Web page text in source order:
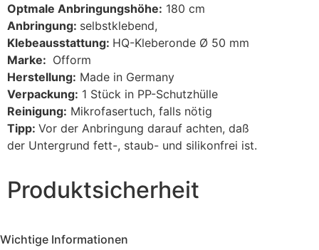
Optmale Anbringungshöhe: 180 cm
Anbringung: selbstklebend,
Klebeausstattung: HQ-Kleberonde Ø 50 mm
Marke: Ofform
Herstellung: Made in Germany
Verpackung: 1 Stück in PP-Schutzhülle
Reinigung: Mikrofasertuch, falls nötig
Tipp: Vor der Anbringung darauf achten, daß
der Untergrund fett-, staub- und silikonfrei ist.
Produktsicherheit
Wichtige Informationen